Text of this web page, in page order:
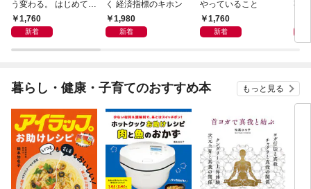
う変わる。 はじめての
自学自習のキホン
1,760
新着
く 経済指標のキホン
1,980
新着
やっていること
1,760
新着
事
暮らし・健康・子育てのおすすめ本 もっと見る